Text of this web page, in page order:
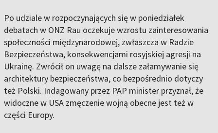
Po udziale w rozpoczynających się w poniedziałek
debatach w ONZ Rau oczekuje wzrostu zainteresowania
społeczności międzynarodowej, zwłaszcza w Radzie
Bezpieczeństwa, konsekwencjami rosyjskiej agresji na
Ukrainę. Zwrócił on uwagę na dalsze załamywanie się
architektury bezpieczeństwa, co bezpośrednio dotyczy
też Polski. Indagowany przez PAP minister przyznał, że
widoczne w USA zmęczenie wojną obecne jest też w
części Europy.